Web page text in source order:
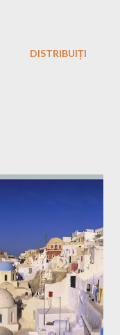
DISTRIBUIȚI